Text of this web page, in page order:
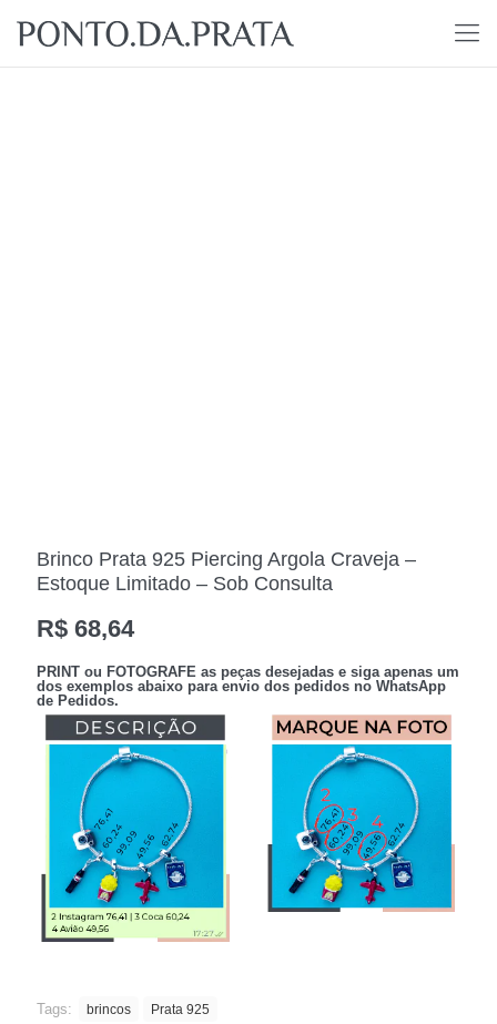
Brinco Prata 925 Piercing Argola Craveja –
Estoque Limitado – Sob Consulta
R$ 68,64
PRINT ou FOTOGRAFE as peças desejadas e siga apenas um
dos exemplos abaixo para envio dos pedidos no WhatsApp
de Pedidos.
Tags: brincos Prata 925